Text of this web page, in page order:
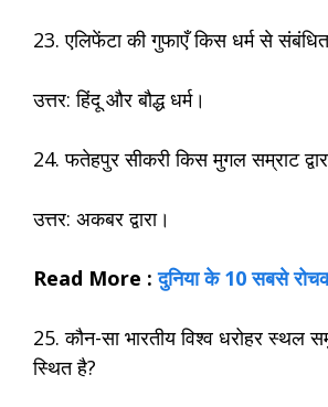
23. एलिफेंटा की गुफाएँ किस धर्म से
उत्तर: हिंदू और बौद्ध धर्म।
24. फतेहपुर सीकरी किस मुगल सम्राट
उत्तर: अकबर द्वारा।
Read More :दुनिया के 10 सबसे
25. कौन-सा भारतीय विश्व धरोहर स्थल
स्थित है?